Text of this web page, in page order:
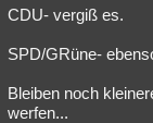
CDU- vergiß es.
SPD/GRüne-
Bleiben noch
werfen...